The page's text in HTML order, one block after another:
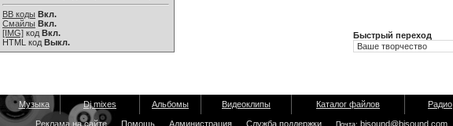
BB коды Вкл.
Смайлы Вкл.
[IMG] код Вкл.
HTML код Выкл.
Быстрый переход
Музыка Dj mixes Альбомы Видеоклипы Каталог файлов Радио
Реклама на сайте Помощь Администрация Служба поддержки Почта: bisound@bisound.com